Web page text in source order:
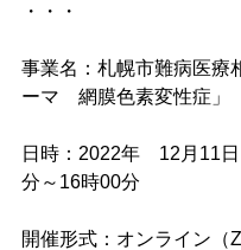
・・・
事業名：札幌市難病医療
ーマ　網膜色素変性症」
日時：2022年　12月11
分～16時00分
開催形式：オンライン（